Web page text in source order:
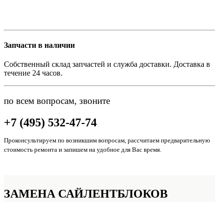
Запчасти в наличии
Собственный склад запчастей и служба доставки. Доставка в
течение 24 часов.
по всем вопросам, звоните
+7 (495) 532-47-74
Проконсультируем по возникшим вопросам, рассчитаем предварительную
стоимость ремонта и запишем на удобное для Вас время.
ЗАМЕНА САЙЛЕНТБЛОКОВ